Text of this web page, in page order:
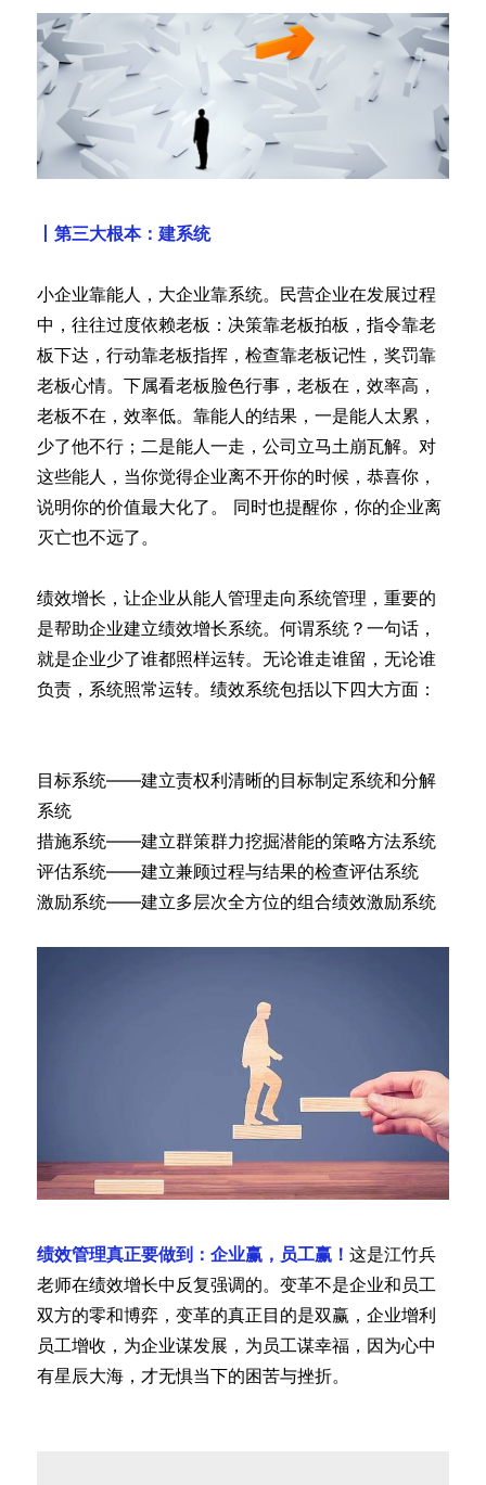
丨第三大根本：建系统
小企业靠能人，大企业靠系统。民营企业在发展过程
中，往往过度依赖老板：决策靠老板拍板，指令靠老
板下达，行动靠老板指挥，检查靠老板记性，奖罚靠
老板心情。下属看老板脸色行事，老板在，效率高，
老板不在，效率低。靠能人的结果，一是能人太累，
少了他不行；二是能人一走，公司立马土崩瓦解。对
这些能人，当你觉得企业离不开你的时候，恭喜你，
说明你的价值最大化了。 同时也提醒你，你的企业离
灭亡也不远了。
绩效增长，让企业从能人管理走向系统管理，重要的
是帮助企业建立绩效增长系统。何谓系统？一句话，
就是企业少了谁都照样运转。无论谁走谁留，无论谁
负责，系统照常运转。绩效系统包括以下四大方面：
目标系统——建立责权利清晰的目标制定系统和分解
系统
措施系统——建立群策群力挖掘潜能的策略方法系统
评估系统——建立兼顾过程与结果的检查评估系统
激励系统——建立多层次全方位的组合绩效激励系统
绩效管理真正要做到：企业赢，员⼯赢！ 这是江竹兵
老师在绩效增长中反复强调的。变⾰不是企业和员⼯
双⽅的零和博弈，变⾰的真正⽬的是双赢，企业增利
员⼯增收，为企业谋发展，为员⼯谋幸福，因为⼼中
有星⾠⼤海，才⽆惧当下的困苦与挫折。